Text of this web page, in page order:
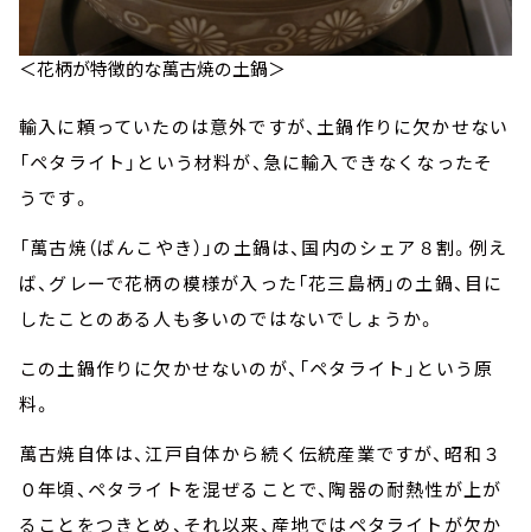
＜花柄が特徴的な萬古焼の土鍋＞
輸入に頼っていたのは意外ですが、土鍋作りに欠かせない
「ペタライト」という材料が、急に輸入できなくなったそ
うです。
「萬古焼（ばんこやき）」の土鍋は、国内のシェア８割。例え
ば、グレーで花柄の模様が入った「花三島柄」の土鍋、目に
したことのある人も多いのではないでしょうか。
この土鍋作りに欠かせないのが、「ペタライト」という原
料。
萬古焼自体は、江戸自体から続く伝統産業ですが、昭和３
０年頃、ペタライトを混ぜることで、陶器の耐熱性が上が
ることをつきとめ、それ以来、産地ではペタライトが欠か